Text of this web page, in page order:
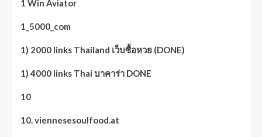
1 Win Aviator
1_5000_com
1) 2000 links Thailand เว็บซื้อหวย (DONE)
1) 4000 links Thai บาคาร่า DONE
10
10. viennesesoulfood.at